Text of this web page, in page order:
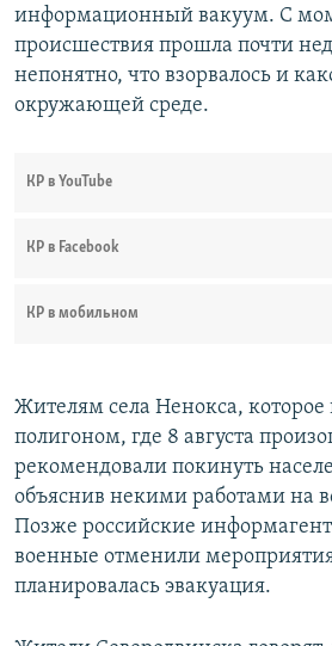
информационный вакуум. С
происшествия прошла почти
непонятно, что взорвалось и
окружающей среде.
КР в YouTube
КР в Facebook
КР в мобильном
Жителям села Ненокса, которое
полигоном, где 8 августа
рекомендовали покинуть
объяснив некими работами на
Позже российские
военные отменили
планировалась эвакуация.